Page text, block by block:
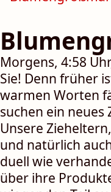
Morgens, 4:58
Sie! Denn früher
warmen Worten
suchen ein neues
Unsere
und natür­lich
duell wie
über ihre